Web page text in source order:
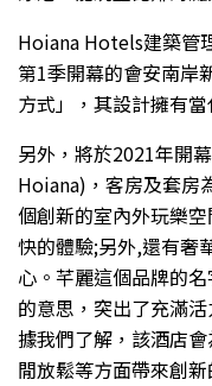
Hoiana Hotels建築管
第1季開幕的會安南岸
方式」，其設計擁有
另外，將於2021年開
Hoiana)，客房及套房
個創新的室內外玩樂
快的體驗;另外,還有奢
心。芊麗這個品牌的名
的意思，突出了充滿
據我們了解，該酒店
閒放鬆等方面帶來創新